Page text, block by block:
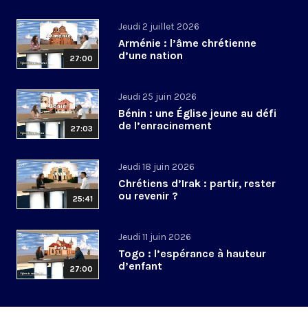
27:00
Jeudi 2 juillet 2026
Arménie : l’âme chrétienne
d’une nation
27:03
Jeudi 25 juin 2026
Bénin : une Église jeune au défi
de l’enracinement
25:41
Jeudi 18 juin 2026
Chrétiens d’Irak : partir, rester
ou revenir ?
27:00
Jeudi 11 juin 2026
Togo : l’espérance à hauteur
d’enfant